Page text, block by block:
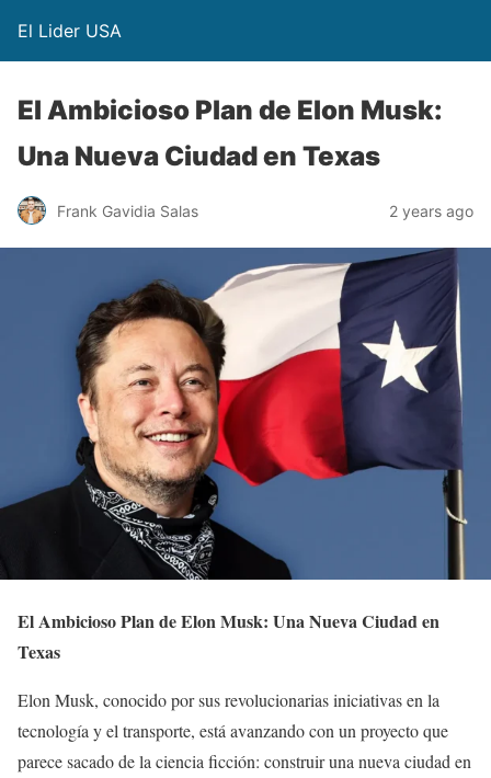
El Lider USA
El Ambicioso Plan de Elon Musk:
Una Nueva Ciudad en Texas
Frank Gavidia Salas 2 years ago
El Ambicioso Plan de Elon Musk: Una Nueva Ciudad en
Texas
Elon Musk, conocido por sus revolucionarias iniciativas en la
tecnología y el transporte, está avanzando con un proyecto que
parece sacado de la ciencia ficción: construir una nueva ciudad en